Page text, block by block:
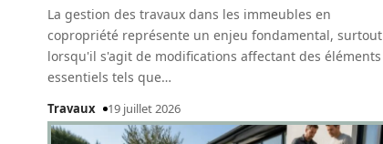
La gestion des travaux dans les immeubles en
copropriété représente un enjeu fondamental, surtout
lorsqu'il s'agit de modifications affectant des éléments
essentiels tels que…
Travaux 19 juillet 2026